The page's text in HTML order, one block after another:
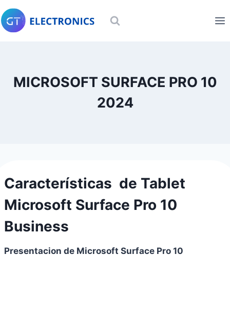
Skip
to
content
MICROSOFT SURFACE PRO 10
2024
Características de Tablet
Microsoft Surface Pro 10
Business
Presentacion de Microsoft Surface Pro 10